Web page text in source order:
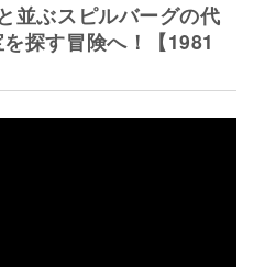
並ぶスピルバーグの代
探す冒険へ！【1981